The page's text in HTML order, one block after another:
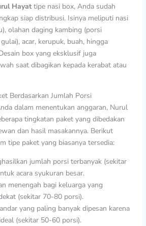
Hayattipe nasi box, Anda sudah
siap distribusi. Isinya meliputi nasi
olahan daging kambing (porsi
acar, kerupuk, buah, hingga
box yang eksklusif juga
saat dibagikan kepada kerabat atau
Berdasarkan Jumlah Porsi
dalam menentukan anggaran, Nurul
tingkatan paket yang dibedakan
dan hasil masakannya. Berikut
tipe paket yang biasanya tersedia:
jumlah porsi terbanyak (sekitar
acara syukuran besar.
menengah bagi keluarga yang
(sekitar 70-80 porsi).
yang paling banyak dipesan karena
(sekitar 50-60 porsi).